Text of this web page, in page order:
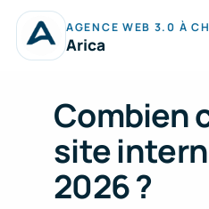
Aller
contenu
AGENCE WEB 3.0 À
Arica
Combien
site
2026 ?